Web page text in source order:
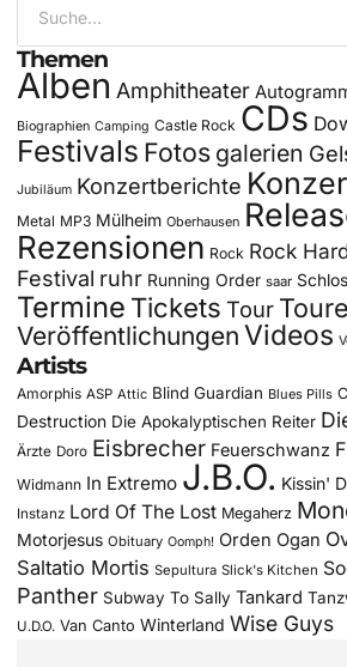
Themen
Alben Amphitheater
Biographien Camping Castle Rock CDs
Festivals Fotos galerien
Jubiläum Konzertberichte
Metal MP3 Mülheim Oberhausen
Rezensionen Rock Rock
Festival ruhr Running Order saar
Termine Tickets Tour
Veröffentlichungen Videos
Artists
Amorphis ASP Attic Blind Guardian Blues Pills
Destruction Die Apokalyptischen Reiter
Ärzte Doro Eisbrecher Feuerschwanz
Widmann In Extremo J.B.O. Kissin'
Instanz Lord Of The Lost Megaherz
Motorjesus Obituary Oomph! Orden Ogan
Saltatio Mortis Sepultura Slick's Kitchen
Panther Subway To Sally Tankard
U.D.O. Van Canto Winterland Wise Guys